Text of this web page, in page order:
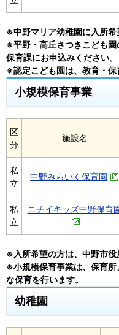
※中野マリア幼稚園に入所
※平野・高丘さつきこども
保育課にお申込みください。
※認定こども園は、教育・
小規模保育事業
区
分
施設名
私
立
中野みらいく保育園
私
立
ニチイキッズ中野保育
※入所希望の方は、中野市役
※小規模保育事業は、保育
な保育を行います。
幼稚園